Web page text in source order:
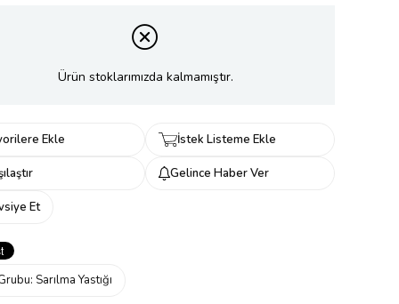
Ürün stoklarımızda kalmamıştır.
Ekle İstek Listeme Ekle
Gelince Haber Ver
Et
Sarılma Yastığı